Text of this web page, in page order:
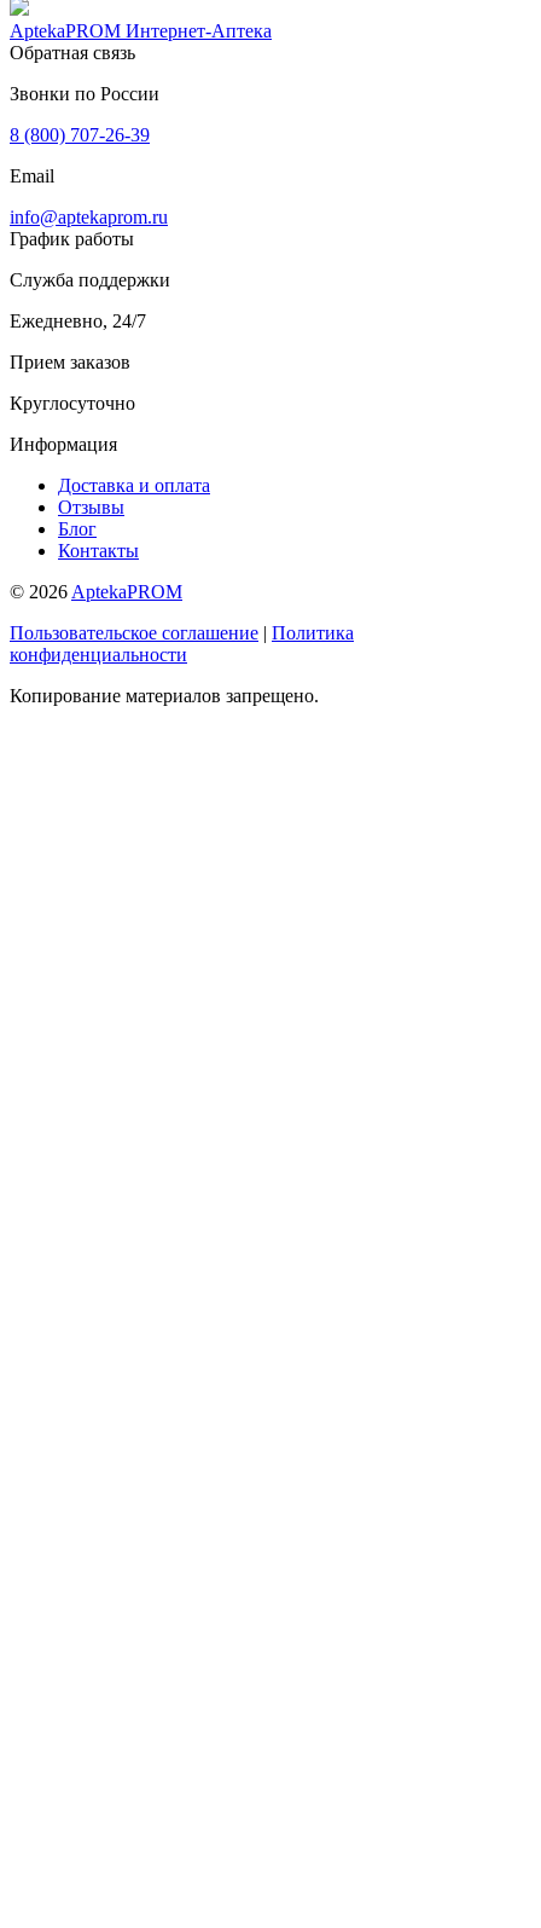
AptekaPROM Интернет-Аптека
Обратная связь
Звонки по России
8 (800) 707-26-39
Email
info@aptekaprom.ru
График работы
Служба поддержки
Ежедневно, 24/7
Прием заказов
Круглосуточно
Информация
Доставка и оплата
Отзывы
Блог
Контакты
© 2026 AptekaPROM
Пользовательское соглашение | Политика
конфиденциальности
Копирование материалов запрещено.